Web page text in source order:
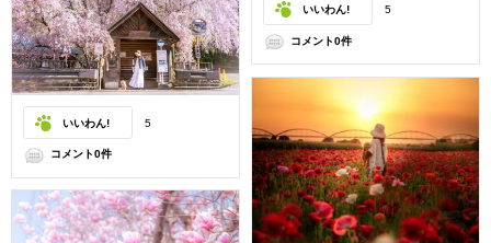
いいわん! 5
コメント0件
いいわん! 5
コメント0件